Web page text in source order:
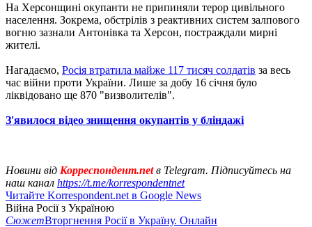
На Херсонщині окупанти не припиняли терор цивільного
населення. Зокрема, обстрілів з реактивних систем залпового
вогню зазнали Антонівка та Херсон, постраждали мирні
жителі.
Нагадаємо, Росія втратила майже 117 тисяч солдатів за весь
час війни проти України. Лише за добу 16 січня було
ліквідовано ще 870 "визволителів".
З'явилося відео знищення окупантів у бліндажі
Новини від Корреспондент.netв Telegram. Підписуйтесь на
наш канал https://t.me/korrespondentnet
Читайте Korrespondent.net в Google News
Війна Росії з Україною
СюжетВторгнення Росії в Україну. Онлайн